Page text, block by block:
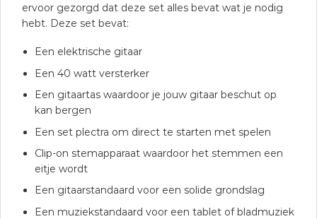
ervoor gezorgd dat deze set alles bevat wat je nodig
hebt. Deze set bevat:
Een elektrische gitaar
Een 40 watt versterker
Een gitaartas waardoor je jouw gitaar beschut op
kan bergen
Een set plectra om direct te starten met spelen
Clip-on stemapparaat waardoor het stemmen een
eitje wordt
Een gitaarstandaard voor een solide grondslag
Een muziekstandaard voor een tablet of bladmuziek